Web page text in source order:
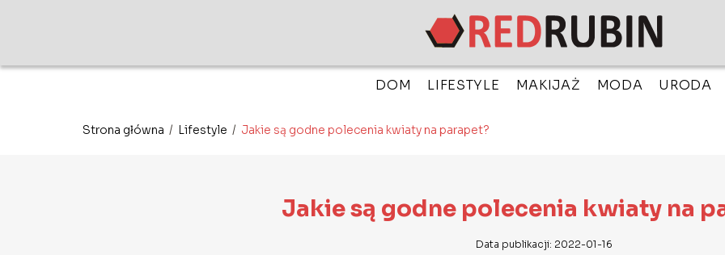
DOM LIFESTYLE MAKIJAŻ MODA URODA
Strona główna / Lifestyle / Jakie są godne polecenia kwiaty na parapet?
Jakie są godne polecenia kwiaty na
Data publikacji: 2022-01-16